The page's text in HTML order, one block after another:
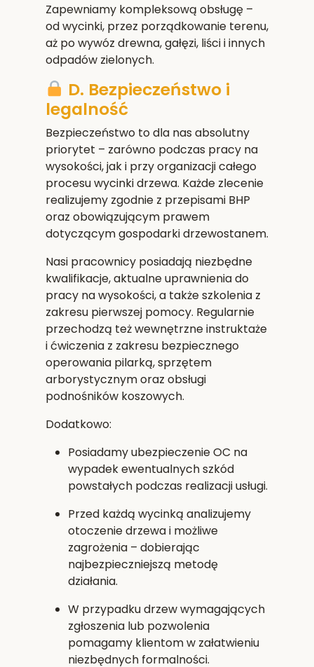
Zapewniamy kompleksową obsługę –
od wycinki, przez porządkowanie terenu,
aż po wywóz drewna, gałęzi, liści i innych
odpadów zielonych.
D. Bezpieczeństwo i
legalność
Bezpieczeństwo to dla nas absolutny
priorytet – zarówno podczas pracy na
wysokości, jak i przy organizacji całego
procesu wycinki drzewa. Każde zlecenie
realizujemy zgodnie z przepisami BHP
oraz obowiązującym prawem
dotyczącym gospodarki drzewostanem.
Nasi pracownicy posiadają niezbędne
kwalifikacje, aktualne uprawnienia do
pracy na wysokości, a także szkolenia z
zakresu pierwszej pomocy. Regularnie
przechodzą też wewnętrzne instruktaże
i ćwiczenia z zakresu bezpiecznego
operowania pilarką, sprzętem
arborystycznym oraz obsługi
podnośników koszowych.
Dodatkowo:
Posiadamyubezpieczenie OC na
wypadek ewentualnych szkód
powstałych podczas realizacji usługi.
Przed każdą wycinką analizujemy
otoczenie drzewa i możliwe
zagrożenia – dobierając
najbezpieczniejszą metodę
działania.
W przypadku drzew wymagających
zgłoszenia lub pozwolenia
pomagamy klientom w załatwieniu
niezbędnych formalności.